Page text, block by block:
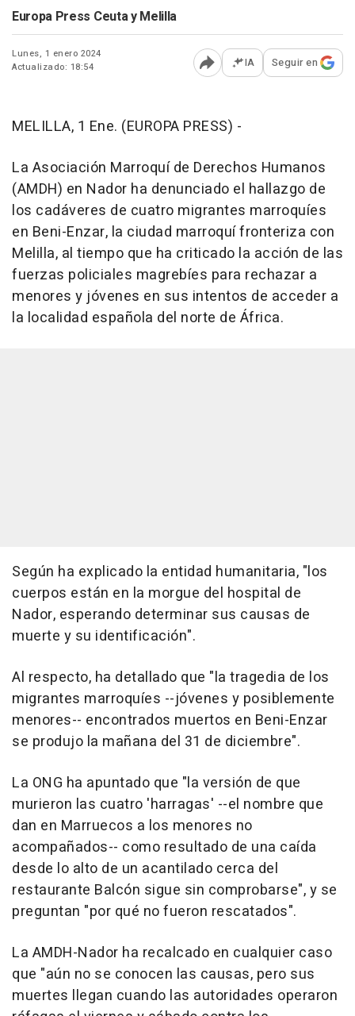
Europa Press Ceuta y Melilla
Lunes, 1 enero 2024
Actualizado: 18:54
Abrir opciones para
IA Seguir en
MELILLA, 1 Ene. (EUROPA PRESS) -
La Asociación Marroquí de Derechos Humanos
(AMDH) en Nador ha denunciado el hallazgo de
los cadáveres de cuatro migrantes marroquíes
en Beni-Enzar, la ciudad marroquí fronteriza con
Melilla, al tiempo que ha criticado la acción de las
fuerzas policiales magrebíes para rechazar a
menores y jóvenes en sus intentos de acceder a
la localidad española del norte de África.
Según ha explicado la entidad humanitaria, "los
cuerpos están en la morgue del hospital de
Nador, esperando determinar sus causas de
muerte y su identificación".
Al respecto, ha detallado que "la tragedia de los
migrantes marroquíes --jóvenes y posiblemente
menores-- encontrados muertos en Beni-Enzar
se produjo la mañana del 31 de diciembre".
La ONG ha apuntado que "la versión de que
murieron las cuatro 'harragas' --el nombre que
dan en Marruecos a los menores no
acompañados-- como resultado de una caída
desde lo alto de un acantilado cerca del
restaurante Balcón sigue sin comprobarse", y se
preguntan "por qué no fueron rescatados".
La AMDH-Nador ha recalcado en cualquier caso
que "aún no se conocen las causas, pero sus
muertes llegan cuando las autoridades operaron